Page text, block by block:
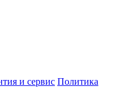
и сервис Политика